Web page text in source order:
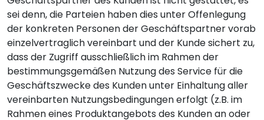
sei denn, die Parteien haben dies unter Offenlegung
der konkreten Personen der Geschäftspartner vorab
einzelvertraglich vereinbart und der Kunde sichert zu,
dass der Zugriff ausschließlich im Rahmen der
bestimmungsgemäßen Nutzung des Service für die
Geschäftszwecke des Kunden unter Einhaltung aller
vereinbarten Nutzungsbedingungen erfolgt (z.B. im
Rahmen eines Produktangebots des Kunden an oder